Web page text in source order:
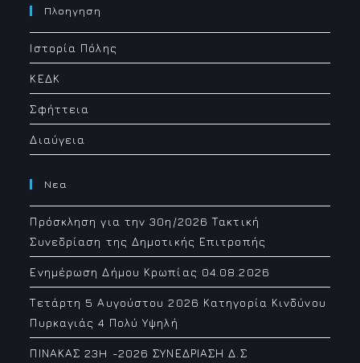
Πλοηγηση
Ιστορία Πόλης
ΚΕΔΚ
Σφήττεια
Διαύγεια
Νεα
Πρόσκληση για την 30η/2026 Τακτική
Συνεδρίαση της Δημοτικής Επιτροπής
Ενημέρωση Δήμου Κρωπίας 04.08.2026
Τετάρτη 5 Αυγούστου 2026 Κατηγορία Κινδύνου
Πυρκαγιάς 4 Πολύ Υψηλή
ΠΙΝΑΚΑΣ 23H -2026 ΣΥΝΕΔΡΙΑΣΗ Δ.Σ